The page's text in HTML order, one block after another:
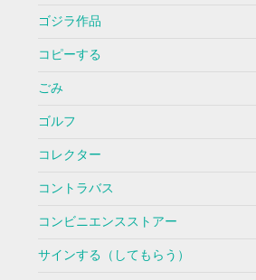
ゴジラ作品
コピーする
ごみ
ゴルフ
コレクター
コントラバス
コンビニエンスストアー
サインする（してもらう）